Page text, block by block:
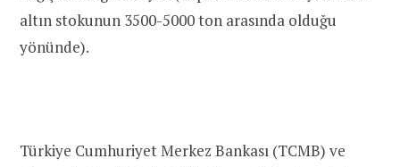
altın stokunun 3500-5000 ton arasında olduğu
yönünde).
Türkiye Cumhuriyet Merkez Bankası (TCMB) ve